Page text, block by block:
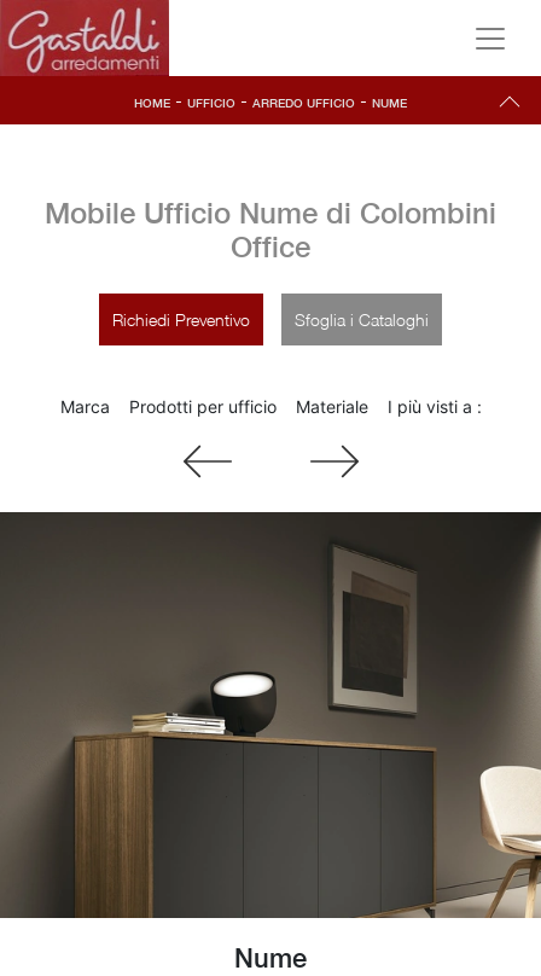
HOME - UFFICIO - ARREDO UFFICIO - NUME
Mobile Ufficio Nume di Colombini
Office
Richiedi Preventivo Sfoglia i Cataloghi
Marca Prodotti per ufficio Materiale I più visti a :
Nume